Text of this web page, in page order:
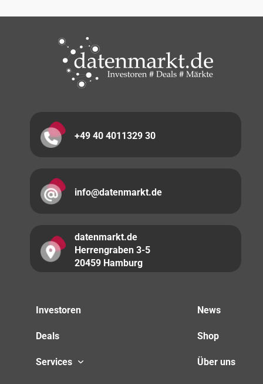
+49 40 4011329 30
info@datenmarkt.de
datenmarkt.de
Herrengraben 3-5
20459 Hamburg
Investoren
Deals
Services
News
Shop
Über uns